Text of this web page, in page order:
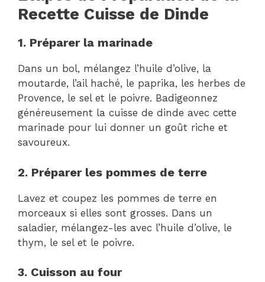
Recette Cuisse de Dinde
1. Préparer la marinade
Dans un bol, mélangez l’huile d’olive, la
moutarde, l’ail haché, le paprika, les herbes de
Provence, le sel et le poivre. Badigeonnez
généreusement la cuisse de dinde avec cette
marinade pour lui donner un goût riche et
savoureux.
2. Préparer les pommes de terre
Lavez et coupez les pommes de terre en
morceaux si elles sont grosses. Dans un
saladier, mélangez-les avec l’huile d’olive, le
thym, le sel et le poivre.
3. Cuisson au four